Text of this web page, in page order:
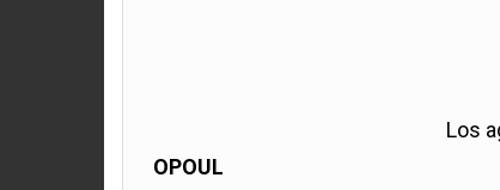
Los
OPOUL